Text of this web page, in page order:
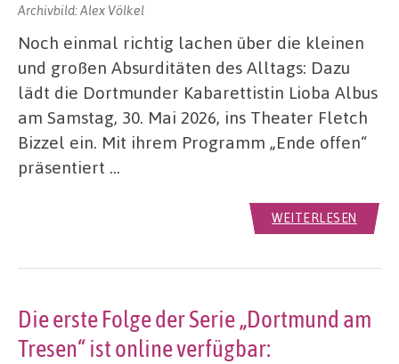
Archivbild: Alex Völkel
Noch einmal richtig lachen über die kleinen
und großen Absurditäten des Alltags: Dazu
lädt die Dortmunder Kabarettistin Lioba Albus
am Samstag, 30. Mai 2026, ins Theater Fletch
Bizzel ein. Mit ihrem Programm „Ende offen“
präsentiert …
WEITERLESEN
Die erste Folge der Serie „Dortmund am
Tresen“ ist online verfügbar: